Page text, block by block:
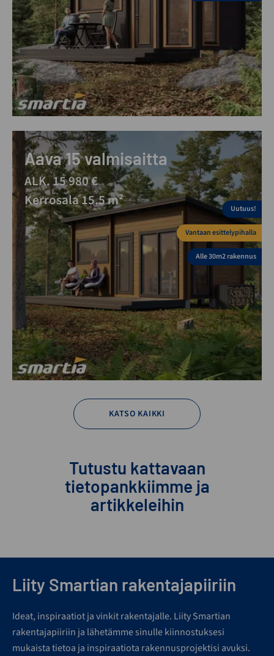
Aava 15 valmisaitta
ALK. 15 980 €
Kerrosala 15.5 m²
Uutuus!
Vantaan esittelypihalla
Alle 30m2 rakennus
KATSO KAIKKI
Tutustu kattavaan
tietopankkiimme ja
artikkeleihin
Liity Smartian rakentajapiiriin
Ideat, inspiraatiot ja vinkit rakentajalle. Liity Smartian
rakentajapiiriin ja lähetämme sinulle kiinnostuksesi
mukaista tietoa ja inspiraatiota rakennusprojektisi avuksi.